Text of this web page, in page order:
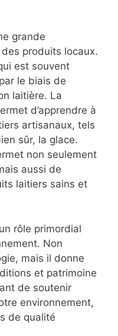
grande
produits locaux.
est souvent
le biais de
laitière. La
d’apprendre à
artisanaux, tels
sûr, la glace.
non seulement
aussi de
laitiers sains et
rôle primordial
Non
mais il donne
et patrimoine
de soutenir
environnement,
de qualité